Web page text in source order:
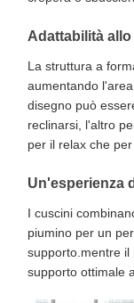
Adattabilità
La struttura a
aumentando
disegno può
reclinarsi, l'altro
per il relax che per
Un'esperienza
I cuscini
piumino per un
supporto.mentre il
supporto ottimale